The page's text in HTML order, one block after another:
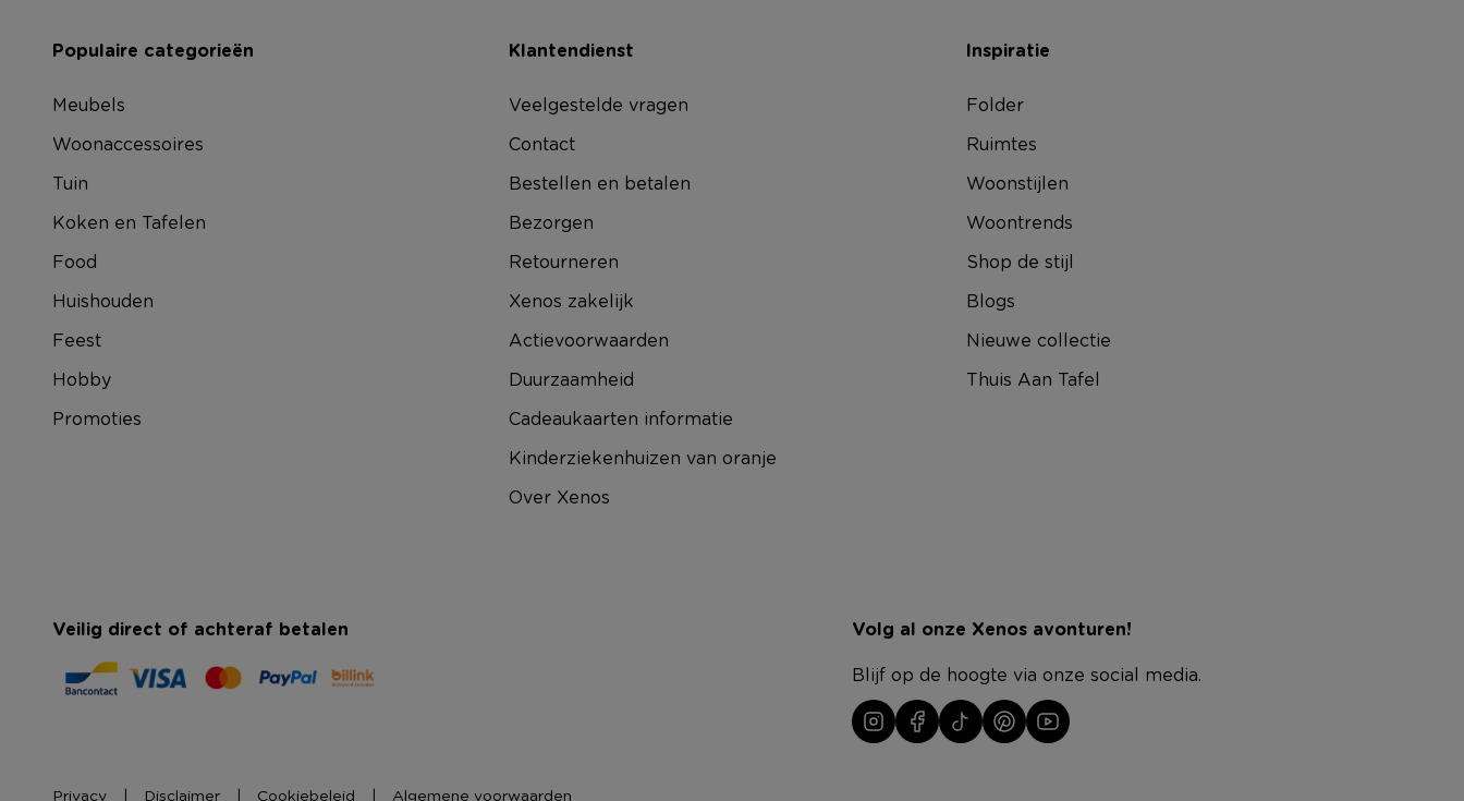
Populaire categorieën
Meubels
Woonaccessoires
Tuin
Koken en Tafelen
Food
Huishouden
Feest
Hobby
Promoties
Klantendienst
Veelgestelde vragen
Contact
Bestellen en betalen
Bezorgen
Retourneren
Xenos zakelijk
Actievoorwaarden
Duurzaamheid
Cadeaukaarten informatie
Kinderziekenhuizen van oranje
Over Xenos
Inspiratie
Folder
Ruimtes
Woonstijlen
Woontrends
Shop de stijl
Blogs
Nieuwe collectie
Thuis Aan Tafel
Veilig direct of achteraf betalen Volg al onze Xenos avonturen!
Blijf op de hoogte via onze social media.
Privacy Disclaimer Cookiebeleid Algemene voorwaarden